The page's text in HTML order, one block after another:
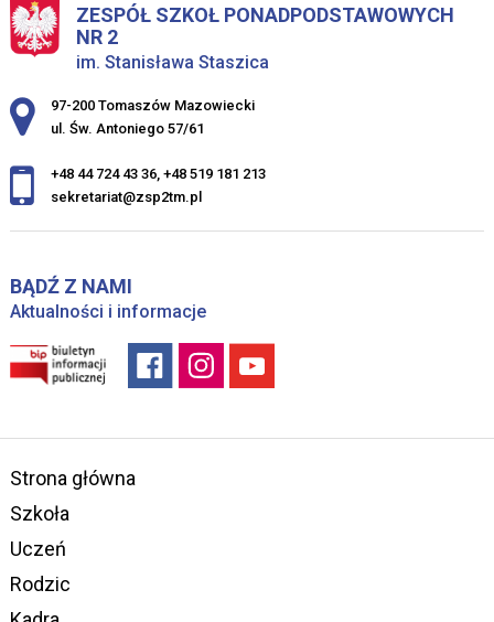
ZESPÓŁ SZKOŁ PONADPODSTAWOWYCH
NR 2
im. Stanisława Staszica
Adres pocztowy:
97-200 Tomaszów Mazowiecki
ul. Św. Antoniego 57/61
+48 44 724 43 36, +48 519 181 213
sekretariat@zsp2tm.pl
BĄDŹ Z NAMI
Aktualności i informacje
Strona główna
Szkoła
Uczeń
Rodzic